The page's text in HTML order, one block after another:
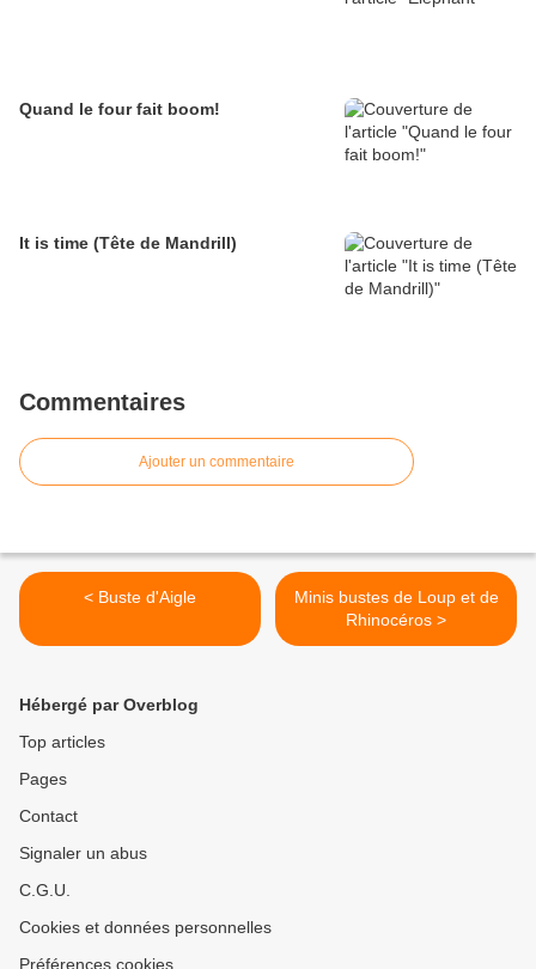
Quand le four fait boom!
It is time (Tête de Mandrill)
Commentaires
Ajouter un commentaire
< Buste d'Aigle
Minis bustes de Loup et de
Rhinocéros >
Hébergé par Overblog
Top articles
Pages
Contact
Signaler un abus
C.G.U.
Cookies et données personnelles
Préférences cookies